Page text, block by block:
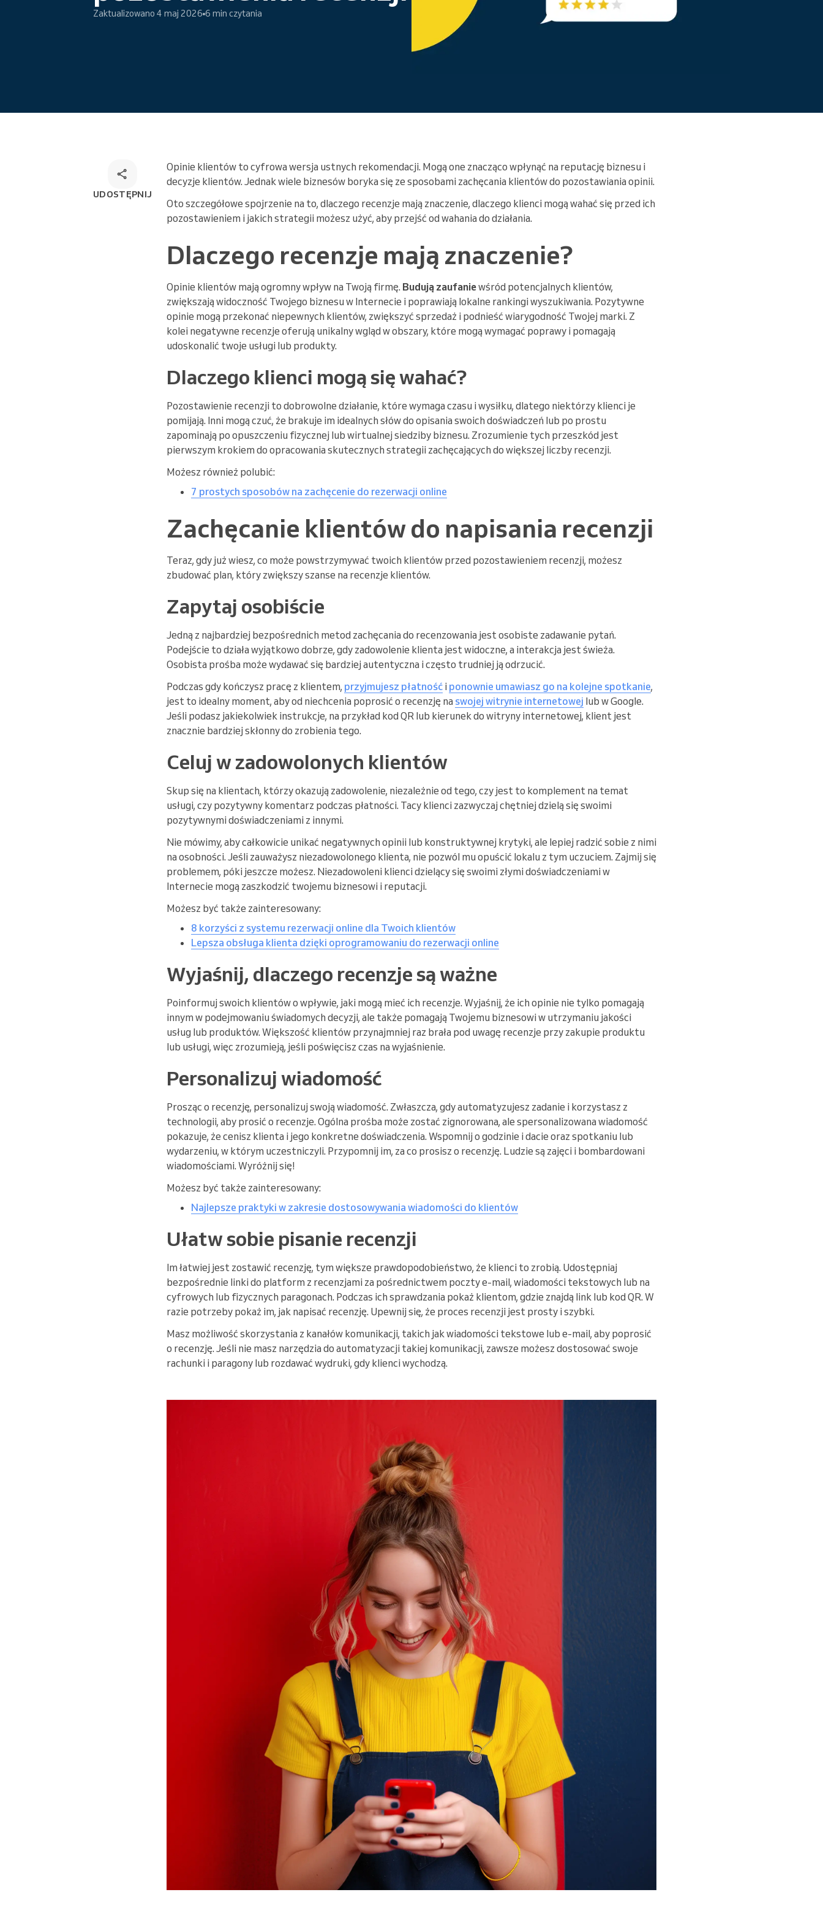
Wielokanałowe rozwiązanie do
Czytaj więcej
Zaktualizowano 4 maj 2026 6 min czytania
UDOSTĘPNIJ
Opinie klientów to cyfrowa wersja ustnych rekomendacji. Mogą one znacząco wpłynąć na reputację biznesu i
decyzje klientów. Jednak wiele biznesów boryka się ze sposobami zachęcania klientów do pozostawiania opinii.
Oto szczegółowe spojrzenie na to, dlaczego recenzje mają znaczenie, dlaczego klienci mogą wahać się przed ich
pozostawieniem i jakich strategii możesz użyć, aby przejść od wahania do działania.
Dlaczego recenzje mają znaczenie?
Opinie klientów mają ogromny wpływ na Twoją firmę. Budują zaufaniewśród potencjalnych klientów,
zwiększają widoczność Twojego biznesu w Internecie i poprawiają lokalne rankingi wyszukiwania. Pozytywne
opinie mogą przekonać niepewnych klientów, zwiększyć sprzedaż i podnieść wiarygodność Twojej marki. Z
kolei negatywne recenzje oferują unikalny wgląd w obszary, które mogą wymagać poprawy i pomagają
udoskonalić twoje usługi lub produkty.
Dlaczego klienci mogą się wahać?
Pozostawienie recenzji to dobrowolne działanie, które wymaga czasu i wysiłku, dlatego niektórzy klienci je
pomijają. Inni mogą czuć, że brakuje im idealnych słów do opisania swoich doświadczeń lub po prostu
zapominają po opuszczeniu fizycznej lub wirtualnej siedziby biznesu. Zrozumienie tych przeszkód jest
pierwszym krokiem do opracowania skutecznych strategii zachęcających do większej liczby recenzji.
Możesz również polubić:
7 prostych sposobów na zachęcenie do rezerwacji online
Zachęcanie klientów do napisania recenzji
Teraz, gdy już wiesz, co może powstrzymywać twoich klientów przed pozostawieniem recenzji, możesz
zbudować plan, który zwiększy szanse na recenzje klientów.
Zapytaj osobiście
Jedną z najbardziej bezpośrednich metod zachęcania do recenzowania jest osobiste zadawanie pytań.
Podejście to działa wyjątkowo dobrze, gdy zadowolenie klienta jest widoczne, a interakcja jest świeża.
Osobista prośba może wydawać się bardziej autentyczna i często trudniej ją odrzucić.
Podczas gdy kończysz pracę z klientem, przyjmujesz płatność i ponownie umawiasz go na kolejne spotkanie,
jest to idealny moment, aby od niechcenia poprosić o recenzję na swojej witrynie internetowej lub w Google.
Jeśli podasz jakiekolwiek instrukcje, na przykład kod QR lub kierunek do witryny internetowej, klient jest
znacznie bardziej skłonny do zrobienia tego.
Celuj w zadowolonych klientów
Skup się na klientach, którzy okazują zadowolenie, niezależnie od tego, czy jest to komplement na temat
usługi, czy pozytywny komentarz podczas płatności. Tacy klienci zazwyczaj chętniej dzielą się swoimi
pozytywnymi doświadczeniami z innymi.
Nie mówimy, aby całkowicie unikać negatywnych opinii lub konstruktywnej krytyki, ale lepiej radzić sobie z nimi
na osobności. Jeśli zauważysz niezadowolonego klienta, nie pozwól mu opuścić lokalu z tym uczuciem. Zajmij się
problemem, póki jeszcze możesz. Niezadowoleni klienci dzielący się swoimi złymi doświadczeniami w
Internecie mogą zaszkodzić twojemu biznesowi i reputacji.
Możesz być także zainteresowany:
8 korzyści z systemu rezerwacji online dla Twoich klientów
Lepsza obsługa klienta dzięki oprogramowaniu do rezerwacji online
Wyjaśnij, dlaczego recenzje są ważne
Poinformuj swoich klientów o wpływie, jaki mogą mieć ich recenzje. Wyjaśnij, że ich opinie nie tylko pomagają
innym w podejmowaniu świadomych decyzji, ale także pomagają Twojemu biznesowi w utrzymaniu jakości
usług lub produktów. Większość klientów przynajmniej raz brała pod uwagę recenzje przy zakupie produktu
lub usługi, więc zrozumieją, jeśli poświęcisz czas na wyjaśnienie.
Personalizuj wiadomość
Prosząc o recenzję, personalizuj swoją wiadomość. Zwłaszcza, gdy automatyzujesz zadanie i korzystasz z
technologii, aby prosić o recenzje. Ogólna prośba może zostać zignorowana, ale spersonalizowana wiadomość
pokazuje, że cenisz klienta i jego konkretne doświadczenia. Wspomnij o godzinie i dacie oraz spotkaniu lub
wydarzeniu, w którym uczestniczyli. Przypomnij im, za co prosisz o recenzję. Ludzie są zajęci i bombardowani
wiadomościami. Wyróżnij się!
Możesz być także zainteresowany:
Najlepsze praktyki w zakresie dostosowywania wiadomości do klientów
Ułatw sobie pisanie recenzji
Im łatwiej jest zostawić recenzję, tym większe prawdopodobieństwo, że klienci to zrobią. Udostępniaj
bezpośrednie linki do platform z recenzjami za pośrednictwem poczty e-mail, wiadomości tekstowych lub na
cyfrowych lub fizycznych paragonach. Podczas ich sprawdzania pokaż klientom, gdzie znajdą link lub kod QR. W
razie potrzeby pokaż im, jak napisać recenzję. Upewnij się, że proces recenzji jest prosty i szybki.
Masz możliwość skorzystania z kanałów komunikacji, takich jak wiadomości tekstowe lub e-mail, aby poprosić
o recenzję. Jeśli nie masz narzędzia do automatyzacji takiej komunikacji, zawsze możesz dostosować swoje
rachunki i paragony lub rozdawać wydruki, gdy klienci wychodzą.